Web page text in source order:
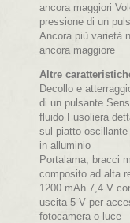
ancora maggiori
pressione di un
Ancora più varietà
ancora maggiore
Altre
Decollo e
di un pulsante
fluido Fusoliera
sul piatto oscillante
in alluminio
Portalama, bracci
composito ad alta
1200 mAh 7,4 V
uscita 5 V per
fotocamera o luce